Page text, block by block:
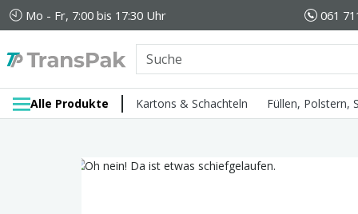
Mo - Fr, 7:00 bis 17:30 Uhr 061
Alle Produkte Kartons & Schachteln Füllen, Polstern,